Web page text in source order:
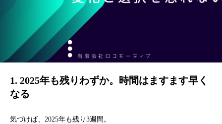
1. 2025年も残りわずか。時間はますます早く
なる
気づけば、2025年も残り3週間。